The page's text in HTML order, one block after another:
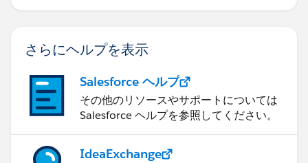
さらにヘルプを表示
Salesforce ヘルプ
その他のリソースやサポートについては
Salesforce ヘルプを参照してください。
IdeaExchange